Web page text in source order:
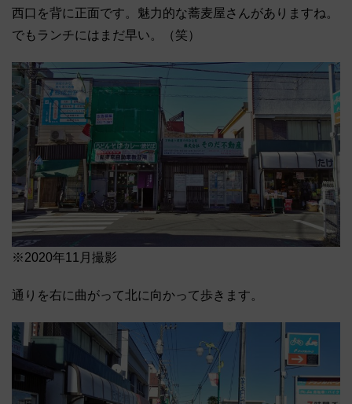
西口を背に正面です。魅力的な蕎麦屋さんがありますね。
でもランチにはまだ早い。（笑）
※2020年11月撮影
通りを右に曲がって北に向かって歩きます。